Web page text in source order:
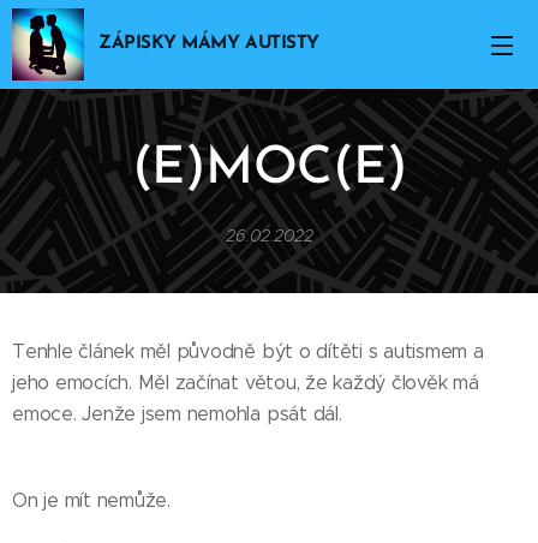
ZÁPISKY MÁMY AUTISTY
(E)MOC(E)
26.02.2022
Tenhle článek měl původně být o dítěti s autismem a
jeho emocích. Měl začínat větou, že každý člověk má
emoce. Jenže jsem nemohla psát dál.
On je mít nemůže.